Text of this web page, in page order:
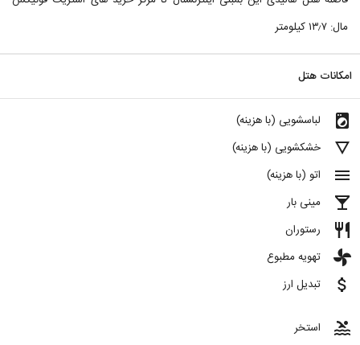
مال: ۱۳٫۷ کیلومتر
امکانات هتل
local_laundry_service لباسشویی (با هزینه)
details خشکشویی (با هزینه)
menu اتو (با هزینه)
local_bar مینی بار
restaurant رستوران
toys تهویه مطبوع
attach_money تبدیل ارز
pool استخر